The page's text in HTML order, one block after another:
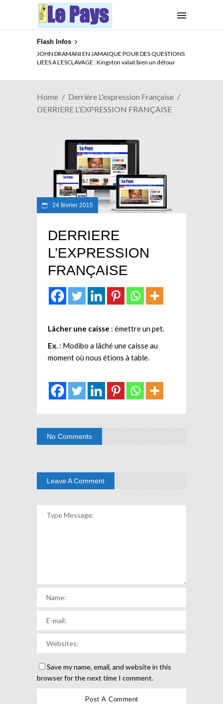
Flash Infos
JOHN DRAMANI EN JAMAIQUE POUR DES QUESTIONS
LIEES A L’ESCLAVAGE : Kingston valait bien un détour
Home
Derrière L'expression Française
DERRIERE L’EXPRESSION FRANÇAISE
24 février 2015
DERRIERE
L’EXPRESSION
FRANÇAISE
Lâcher une caisse : émettre un pet.
Ex . : Modibo a lâché une caisse au
moment où nous étions à table.
No Comments
Leave A Comment
Save my name, email, and website in this
browser for the next time I comment.